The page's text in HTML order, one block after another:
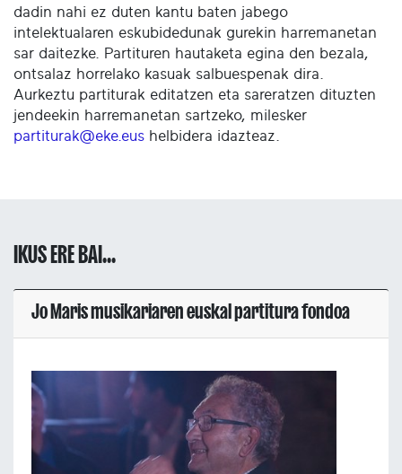
dadin nahi ez duten kantu baten jabego
intelektualaren eskubidedunak gurekin harremanetan
sar daitezke. Partituren hautaketa egina den bezala,
ontsalaz horrelako kasuak salbuespenak dira.
Aurkeztu partiturak editatzen eta sareratzen dituzten
jendeekin harremanetan sartzeko, milesker
partiturak@eke.eus helbidera idazteaz.
IKUS ERE BAI...
Jo Maris musikariaren euskal partitura fondoa